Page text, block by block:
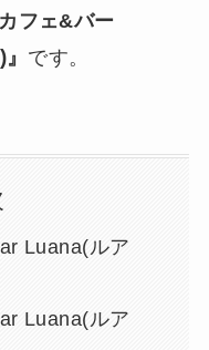
カフェ&バー
です。
Luana(ルア
Luana(ルア